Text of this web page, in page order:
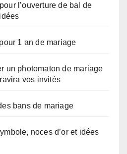
l’ouverture de bal de
1 an de mariage
un photomaton de mariage
vos invités
bans de mariage
noces d’or et idées